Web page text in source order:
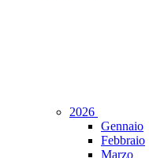
2026
Gennaio
Febbraio
Marzo